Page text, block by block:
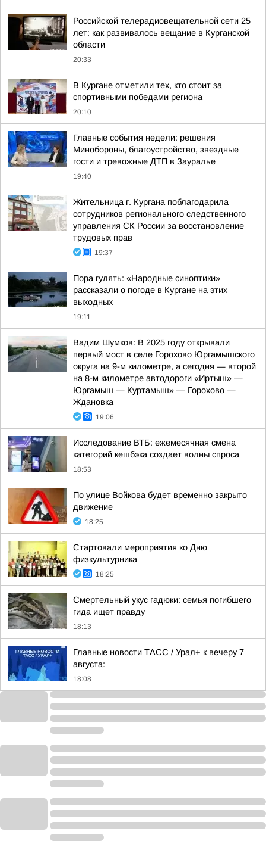
Российской телерадиовещательной сети 25
лет: как развивалось вещание в Курганской
области
20:33
В Кургане отметили тех, кто стоит за
спортивными победами региона
20:10
Главные события недели: решения
Минобороны, благоустройство, звездные
гости и тревожные ДТП в Зауралье
19:40
Жительница г. Кургана поблагодарила
сотрудников регионального следственного
управления СК России за восстановление
трудовых прав
19:37
Пора гулять: «Народные синоптики»
рассказали о погоде в Кургане на этих
выходных
19:11
Вадим Шумков: В 2025 году открывали
первый мост в селе Горохово Юргамышского
округа на 9-м километре, а сегодня — второй
на 8-м километре автодороги «Иртыш» —
Юргамыш — Куртамыш» — Горохово —
Ждановка
19:06
Исследование ВТБ: ежемесячная смена
категорий кешбэка создает волны спроса
18:53
По улице Войкова будет временно закрыто
движение
18:25
Стартовали мероприятия ко Дню
физкультурника
18:25
Смертельный укус гадюки: семья погибшего
гида ищет правду
18:13
Главные новости ТАСС / Урал+ к вечеру 7
августа:
18:08